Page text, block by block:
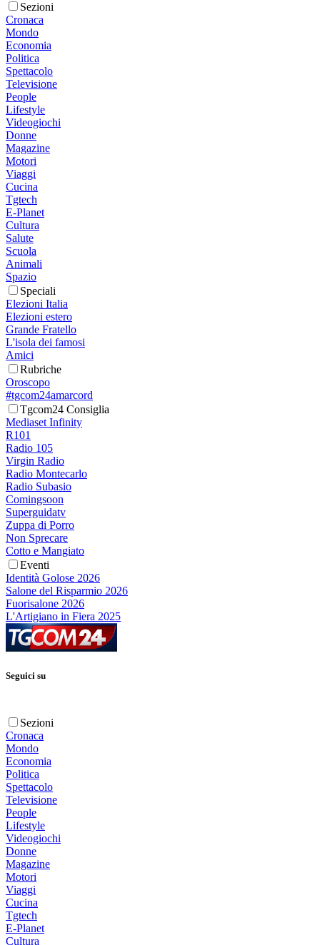
Sezioni
Cronaca
Mondo
Economia
Politica
Spettacolo
Televisione
People
Lifestyle
Videogiochi
Donne
Magazine
Motori
Viaggi
Cucina
Tgtech
E-Planet
Cultura
Salute
Scuola
Animali
Spazio
Speciali
Elezioni Italia
Elezioni estero
Grande Fratello
L'isola dei famosi
Amici
Rubriche
Oroscopo
#tgcom24amarcord
Tgcom24 Consiglia
Mediaset Infinity
R101
Radio 105
Virgin Radio
Radio Montecarlo
Radio Subasio
Comingsoon
Superguidatv
Zuppa di Porro
Non Sprecare
Cotto e Mangiato
Eventi
Identità Golose 2026
Salone del Risparmio 2026
Fuorisalone 2026
L'Artigiano in Fiera 2025
Seguici su
Sezioni
Cronaca
Mondo
Economia
Politica
Spettacolo
Televisione
People
Lifestyle
Videogiochi
Donne
Magazine
Motori
Viaggi
Cucina
Tgtech
E-Planet
Cultura